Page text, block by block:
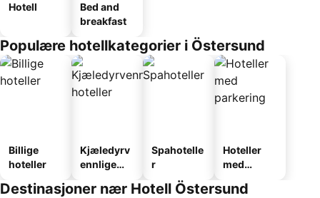
Hotell
Bed and
breakfast
Populære hotellkategorier i Östersund
Billige
hoteller
Kjæledyrv
ennlige
Spahotelle
r
Hoteller
med
Destinasjoner nær Hotell Östersund